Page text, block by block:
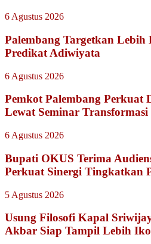
6 Agustus 2026
Palembang Targetkan Lebih
Predikat Adiwiyata
6 Agustus 2026
Pemkot Palembang Perkuat
Lewat Seminar
6 Agustus 2026
Bupati OKUS Terima
Perkuat Sinergi Tingkatkan
5 Agustus 2026
Usung Filosofi Kapal
Akbar Siap Tampil Lebih